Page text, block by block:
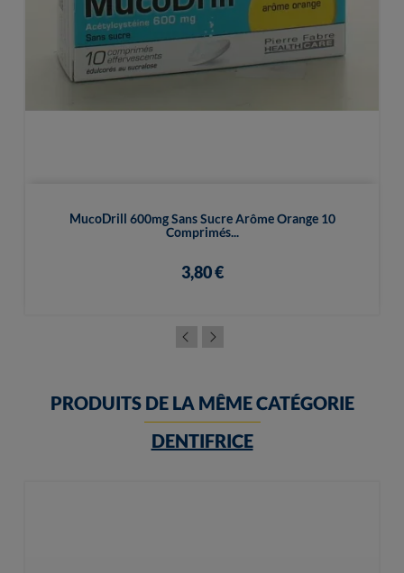
MucoDrill 600mg Sans Sucre Arôme Orange 10
Comprimés...
3,80 €
PRODUITS DE LA MÊME CATÉGORIE
DENTIFRICE